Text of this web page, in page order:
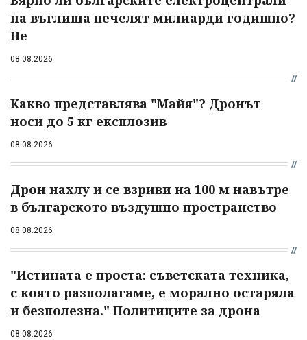
на въглища печелят милиарди годишно?
Не
08.08.2026
Какво представлява "Майя"? Дронът
носи до 5 кг експлозив
08.08.2026
Дрон нахлу и се взриви на 100 м навътре
в българското въздушно пространство
08.08.2026
"Истината е проста: съветската техника,
с която разполагаме, е морално остаряла
и безполезна." Политиците за дрона
08.08.2026